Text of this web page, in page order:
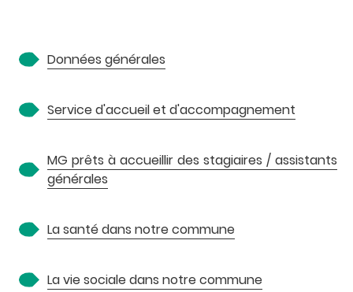
Données générales
Service d'accueil et d'accompagnement
MG prêts à accueillir des stagiaires / assistants
générales
La santé dans notre commune
La vie sociale dans notre commune